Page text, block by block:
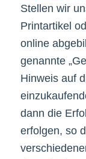
Stellen wir
Printartikel
online
genannte
Hinweis auf
dann die
erfolgen, so